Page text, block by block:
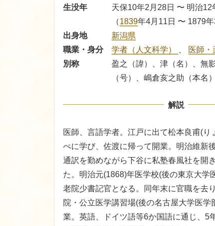
生没年
天保10年2月28日 〜 明治12
（1839年4月11日 〜 1879年
出身地
新潟県
職業・身分
学者（人文科学）
医師・
別称
盈之（諱）、津（名）、無
（号）、嶋倉亥之助（本名）
解説
医師、言語学者。江戸に出て松本良甫(り
ぺに学び、佐渡に帰って開業。明治維新
通訳を勤めながら下谷に私塾春風社を開
た。明治元(1868)年医学校(後の東京大学
老院少書記官となる。同年末に官職を去
院・公立医学講習場(後の名古屋大学医学
業。英語、ドイツ語等6か国語に通じ、5